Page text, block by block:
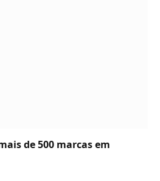
de 500 marcas em